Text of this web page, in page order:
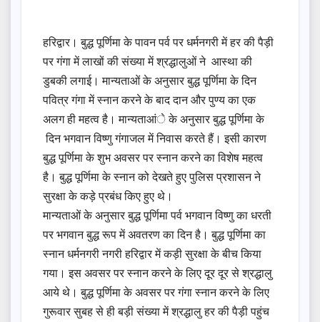
हरिद्वार। बुद्ध पूर्णिमा के पावन पर्व पर धर्मनगरी में हर की पैड़ी
पर गंगा में लाखों की संख्या में श्रद्धालुओं ने आस्था की
डुबकी लगाई। मान्यताओं के अनुसार बुद्ध पूर्णिमा के दिन
पवित्र गंगा में स्नान करने के बाद दान और पुण्य का एक
अलग ही महत्व है। मान्यताआंे के अनुसार बुद्ध पूर्णिमा के
दिन भगवान विष्णु गंगाजल में निवास करते हैं। इसी कारण
बुद्ध पूर्णिमा के शुभ अवसर पर स्नान करने का विशेष महत्व
है। बुद्ध पूर्णिमा के स्नान को देखते हुए पुलिस प्रशासन ने
सुरक्षा के कड़े प्रबंध किए हुए थे।
मान्यताओं के अनुसार बुद्ध पूर्णिमा पर्व भगवान विष्णु का धरती
पर भगवान बुद्ध रूप में अवतरण का दिन है। बुद्ध पूर्णिमा का
स्नान धर्मनगरी नगरी हरिद्वार में कड़ी सुरक्षा के बीच किया
गया। इस अवसर पर स्नान करने के लिए दूर दूर से श्रद्धालु
आये थे। बुद्ध पूर्णिमा के अवसर पर गंगा स्नान करने के लिए
गुरूवार सुबह से ही बड़ी संख्या में श्रद्धालु हर की पैड़ी पहुंच